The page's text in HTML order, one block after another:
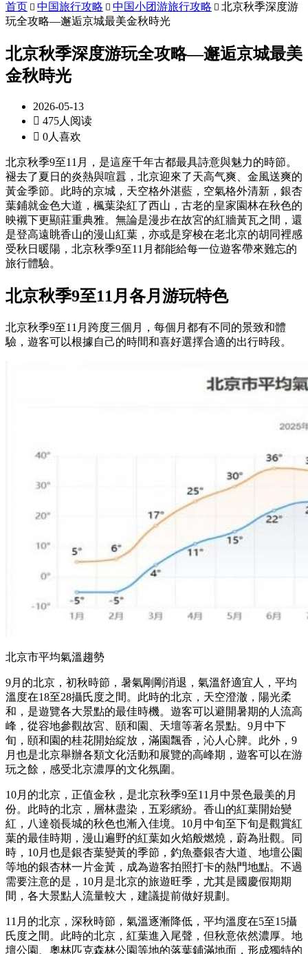
首页  中国旅行攻略  中国小团游旅行攻略  北京秋季深度游
玩全攻略—邂逅京城最美金秋時光
北京秋季深度游玩全攻略—邂逅京城最美
金秋時光
2026-05-13
 475人阅读
 0人喜欢
北京秋季9至11月，是這座千年古都最具詩意與魅力的時節。
褪去了夏日的炎熱與喧囂，北京迎來了天高气爽、金風送爽的
黃金季節。此時的京城，天空格外湛藍，空氣格外清新，銀杏
葉鋪就金色大道，楓葉染紅了西山，古老的皇家園林在秋色的
映襯下更顯莊重典雅。無論是漫步在故宮的紅牆黃瓦之間，還
是登高遠眺香山的漫山紅葉，亦或是穿梭在老北京的胡同裡感
受秋日暖陽，北京秋季9至11月都能給每一位遊客帶來難忘的
旅行體驗。
北京秋季9至11月各月游玩特色
北京秋季9至11月跨度三個月，每個月都有不同的景致和體
驗，遊客可以根據自己的時間和喜好選擇合適的出行時段。
北京市平均氣溫趨勢
9月的北京，初秋時節，暑氣剛剛消退，氣溫舒適宜人，平均
溫度在18至28攝氏度之間。此時的北京，天空澄澈，陽光柔
和，是遊覽各大景點的最佳時機。遊客可以避開暑期的人流高
峰，從容地參觀故宮、頤和園、天壇等著名景點。9月中下
旬，頤和園的桂花開始綻放，滿園飄香，沁人心脾。此外，9
月也是北京舉辦各類文化活動和展覽的高峰期，遊客可以在游
玩之餘，感受北京濃厚的文化氛圍。
10月的北京，正值金秋，是北京秋季9至11月中景色最美的月
份。此時的北京，層林盡染，五彩繽紛。香山的紅葉開始變
紅，八達嶺長城的秋色也漸入佳境。10月中旬至下旬是觀賞紅
葉的最佳時期，漫山遍野的紅葉如火焰般燃燒，蔚為壯觀。同
時，10月也是銀杏葉變黃的季節，釣魚臺銀杏大道、地壇公園
等地的銀杏林一片金黃，成為遊客拍照打卡的熱門地點。不過
需要注意的是，10月是北京的旅遊旺季，尤其是國慶假期期
間，各大景點人流量較大，建議提前做好規劃。
11月的北京，深秋時節，氣溫逐漸降低，平均溫度在5至15攝
氏度之間。此時的北京，紅葉進入尾聲，但秋意依然濃厚。地
壇公園、奧林匹克森林公園等地的落葉鋪滿地面，形成獨特的